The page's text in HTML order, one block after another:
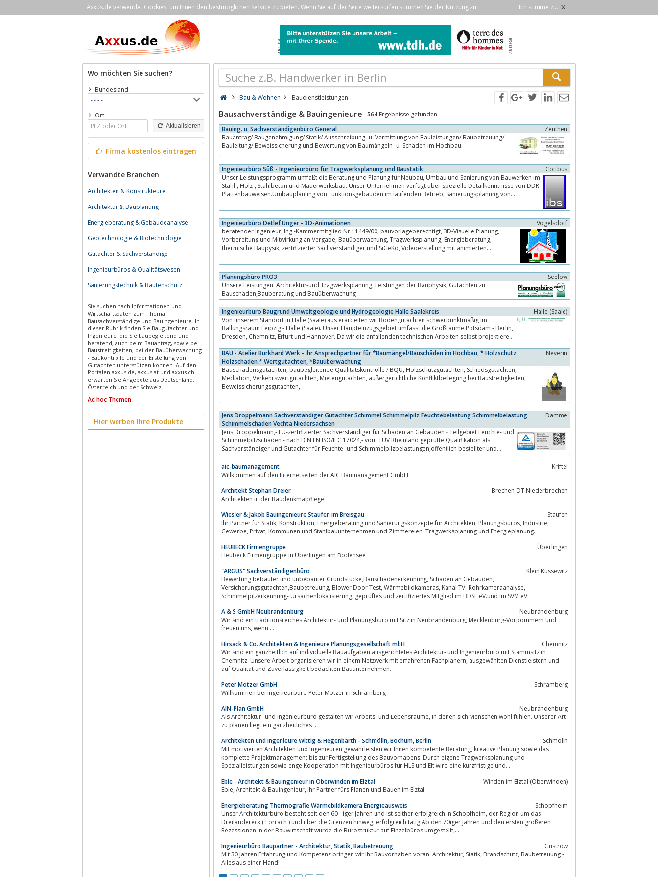
Axxus.de verwendet Cookies, um Ihnen den bestmöglichen Service zu bieten. Wenn Sie auf der Seite weitersurfen stimmen Sie der Nutzung zu. Ich stimme zu. ×
Wo möchten Sie suchen?
Bundesland:
Ort:
Aktualisieren
Firma kostenlos eintragen
Verwandte Branchen
Architekten & Konstrukteure
Architektur & Bauplanung
Energieberatung & Gebäudeanalyse
Geotechnologie & Biotechnologie
Gutachter & Sachverständige
Ingenieurbüros & Qualitätswesen
Sanierungstechnik & Bautenschutz
Sie suchen nach Informationen und
Wirtschaftsdaten zum Thema
Bausachverständige und Bauingenieure. In
dieser Rubrik finden Sie Baugutachter und
Ingenieure, die Sie baubegleitend und
beratend, auch beim Bauantrag, sowie bei
Baustreitigkeiten, bei der Bauüberwachung
- Baukontrolle und der Erstellung von
Gutachten unterstützen können. Auf den
Portalen axxus.de, axxus.at und axxus.ch
erwarten Sie Angebote aus Deutschland,
Österreich und der Schweiz.
Ad hoc Themen
Hier werben Ihre Produkte
Bau & Wohnen Baudienstleistungen
Bausachverständige & Bauingenieure 564 Ergebnisse gefunden
Bauing. u. Sachverständigenbüro General
Zeuthen
Bauantrag/ Baugenehmigung/ Statik/ Ausschreibung- u. Vermittlung von Bauleistungen/ Baubetreuung/
Bauleitung/ Beweissicherung und Bewertung von Baumängeln- u. Schäden im Hochbau.
Ingenieurbüro Süß - Ingenieurbüro für Tragwerksplanung und Baustatik
Cottbus
Unser Leistungsprogramm umfaßt die Beratung und Planung für Neubau, Umbau und Sanierung von Bauwerken im
Stahl-, Holz-, Stahlbeton und Mauerwerksbau. Unser Unternehmen verfügt über spezielle Detailkenntnisse von DDR-
Plattenbauweisen.Umbauplanung von Funktionsgebäuden im laufenden Betrieb, Sanierungsplanung von...
Ingenieurbüro Detlef Unger - 3D-Animationen
Vogelsdorf
beratender Ingenieur, Ing.-Kammermitglied Nr.11449/00, bauvorlageberechtigt, 3D-Visuelle Planung,
Vorbereitung und Mitwirkung an Vergabe, Bauüberwachung, Tragwerksplanung, Energieberatung,
thermische Baupysik, zertifizierter Sachverständiger und SiGeKo, Videoerstellung mit animierten
Planungsbüro PRO3
Seelow
Unsere Leistungen: Architektur-und Tragwerksplanung, Leistungen der Bauphysik, Gutachten zu
Bauschäden,Bauberatung und Bauüberwachung
Ingenieurbüro Baugrund Umweltgeologie und Hydrogeologie Halle Saalekreis
Halle (Saale)
Von unserem Standort in Halle (Saale) aus erarbeiten wir Bodengutachten schwerpunktmäßig im
Ballungsraum Leipzig - Halle (Saale). Unser Haupteinzugsgebiet umfasst die Großräume Potsdam - Berlin,
Dresden, Chemnitz, Erfurt und Hannover. Da wir die anfallenden technischen Arbeiten selbst projektieren
BAU - Atelier Burkhard Werk - Ihr Ansprechpartner für *Baumängel/Bauschäden im Hochbau, * Holzschutz,
Holzschäden,* Wertgutachten, *Bauüberwachung
Neverin
Bauschadensgutachten, baubegleitende Qualitätskontrolle / BQÜ, Holzschutzgutachten, Schiedsgutachten,
Mediation, Verkehrswertgutachten, Mietengutachten, außergerichtliche Konfliktbeilegung bei Baustreitigkeiten,
Beweissicherungsgutachten,
Jens Droppelmann Sachverständiger Gutachter Schimmel Schimmelpilz Feuchtebelastung Schimmelbelastung
Schimmelschäden Vechta Niedersachsen
Damme
Jens Droppelmann,- EU-zertifizierter Sachverständiger für Schäden an Gebäuden - Teilgebiet Feuchte- und
Schimmelpilzschäden - nach DIN EN ISO/IEC 17024,- vom TÜV Rheinland geprüfte Qualifikation als
Sachverständiger und Gutachter für Feuchte- und Schimmelpilzbelastungen,öffentlich bestellter und
vereidigter...
aic-baumanagement
Kriftel
Willkommen auf den Internetseiten der AIC Baumanagement GmbH
Architekt Stephan Dreier
Brechen OT Niederbrechen
Architekten in der Baudenkmalpflege
Wiesler & Jakob Bauingenieure Staufen im Breisgau
Staufen
Ihr Partner für Statik, Konstruktion, Energieberatung und Sanierungskonzepte für Architekten, Planungsbüros, Industrie,
Gewerbe, Privat, Kommunen und Stahlbauunternehmen und Zimmereien. Tragwerksplanung und Energieplanung.
HEUBECK Firmengruppe
Überlingen
Heubeck Firmengruppe in Überlingen am Bodensee
"ARGUS" Sachverständigenbüro
Klein Kussewitz
Bewertung bebauter und unbebauter Grundstücke,Bauschadenerkennung, Schäden an Gebäuden,
Versicherungsgutachten,Baubetreuung, Blower Door Test, Wärmebildkameras, Kanal TV- Rohrkameraanalyse,
Schimmelpilzerkennung- Ursachenlokalisierung, geprüftes und zertifiziertes Mitglied im BDSF eV.und im SVM eV.
A & S GmbH Neubrandenburg
Neubrandenburg
Wir sind ein traditionsreiches Architektur- und Planungsbüro mit Sitz in Neubrandenburg, Mecklenburg-Vorpommern und
freuen uns, wenn ...
Hirsack & Co. Architekten & Ingenieure Planungsgesellschaft mbH
Chemnitz
Wir sind ein ganzheitlich auf individuelle Bauaufgaben ausgerichtetes Architektur- und Ingenieurbüro mit Stammsitz in
Chemnitz. Unsere Arbeit organisieren wir in einem Netzwerk mit erfahrenen Fachplanern, ausgewählten Dienstleistern und
auf Qualität und Zuverlässigkeit bedachten Bauunternehmen.
Peter Motzer GmbH
Schramberg
Willkommen bei Ingenieurbüro Peter Motzer in Schramberg
AIN-Plan GmbH
Neubrandenburg
Als Architektur- und Ingenieurbüro gestalten wir Arbeits- und Lebensräume, in denen sich Menschen wohl fühlen. Unserer Art
zu planen liegt ein ganzheitliches ...
Architekten und Ingenieure Wittig & Hegenbarth - Schmölln, Bochum, Berlin
Schmölln
Mit motivierten Architekten und Ingenieuren gewährleisten wir Ihnen kompetente Beratung, kreative Planung sowie das
komplette Projektmanagement bis zur Fertigstellung des Bauvorhabens. Durch eigene Tragwerksplanung und
Spezialleistungen sowie enge Kooperation mit Ingenieurbüros für HLS und Elt wird eine kurzfristige und...
Eble - Architekt & Bauingenieur in Oberwinden im Elztal
Winden im Elztal (Oberwinden)
Eble, Architekt & Bauingenieur, Ihr Partner fürs Planen und Bauen im Elztal.
Energieberatung Thermografie Wärmebildkamera Energieausweis
Schopfheim
Unser Architekturbüro besteht seit den 60 - iger Jahren und ist seither erfolgreich in Schopfheim, der Region um das
Dreiländereck ( Lörrach ) und über die Grenzen hinweg, erfolgreich tätig.Ab den 70iger Jahren und den ersten größeren
Rezessionen in der Bauwirtschaft wurde die Bürostruktur auf Einzelbüros umgestellt,...
Ingenieurbüro Baupartner - Architektur, Statik, Baubetreuung
Güstrow
Mit 30 Jahren Erfahrung und Kompetenz bringen wir Ihr Bauvorhaben voran. Architektur, Statik, Brandschutz, Baubetreuung -
Alles aus einer Hand!